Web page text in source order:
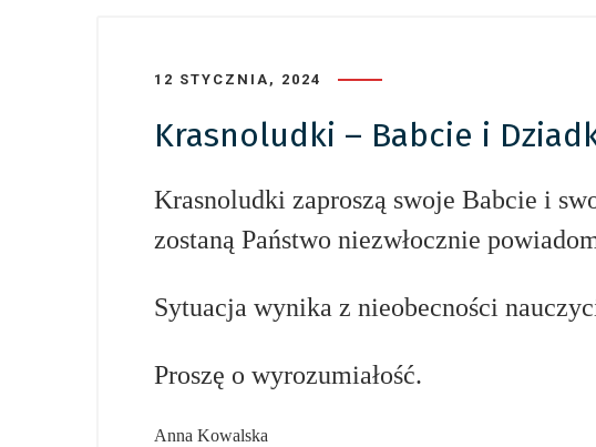
12 STYCZNIA, 2024
Krasnoludki – Babcie i
Krasnoludki zaproszą swoje Babcie i
zostaną Państwo niezwłocznie
Sytuacja wynika z nieobecności
Proszę o wyrozumiałość.
Anna Kowalska